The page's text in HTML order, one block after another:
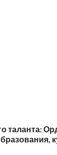
таланта: